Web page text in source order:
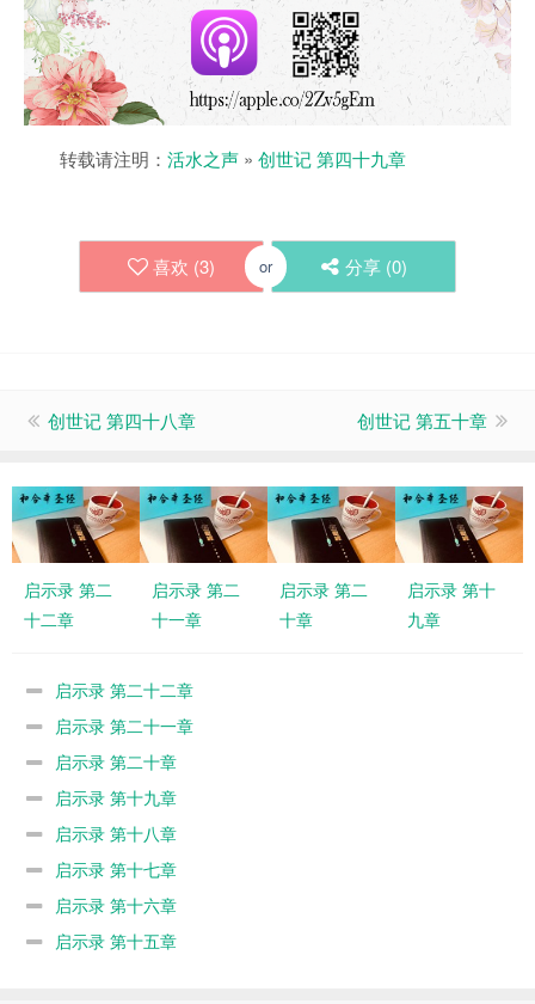
转载请注明： 活水之声 » 创世记 第四十九章
喜欢 (3) or 分享 (0)
创世记 第四十八章 创世记 第五十章
启示录 第二
十二章
启示录 第二
十一章
启示录 第二
十章
启示录 第十
九章
启示录 第二十二章
启示录 第二十一章
启示录 第二十章
启示录 第十九章
启示录 第十八章
启示录 第十七章
启示录 第十六章
启示录 第十五章